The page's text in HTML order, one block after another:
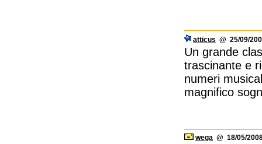
atticus @ 25/09/
Un grande
trascinante e
numeri
magnifico
wega @ 18/05/